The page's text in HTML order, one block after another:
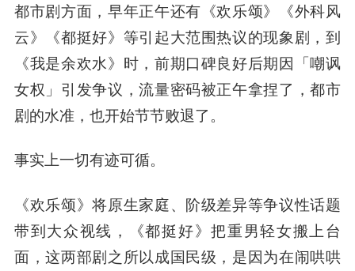
都市剧方面，早年正午还有《欢乐颂》《外科风
云》《都挺好》等引起大范围热议的现象剧，到
《我是余欢水》时，前期口碑良好后期因「嘲讽
女权」引发争议，流量密码被正午拿捏了，都市
剧的水准，也开始节节败退了。
事实上一切有迹可循。
《欢乐颂》将原生家庭、阶级差异等争议性话题
带到大众视线，《都挺好》把重男轻女搬上台
面，这两部剧之所以成国民级，是因为在闹哄哄